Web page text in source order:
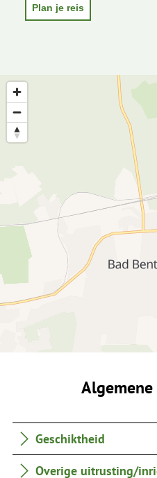
Plan je reis
Geschiktheid
Overige uitrusting/